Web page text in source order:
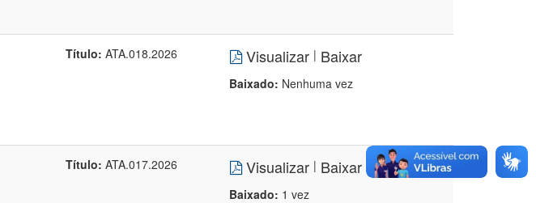
Título: ATA.018.2026 Visualizar | Baixar
Baixado: Nenhuma vez
Título: ATA.017.2026 Visualizar | Baixar
Baixado: 1 vez